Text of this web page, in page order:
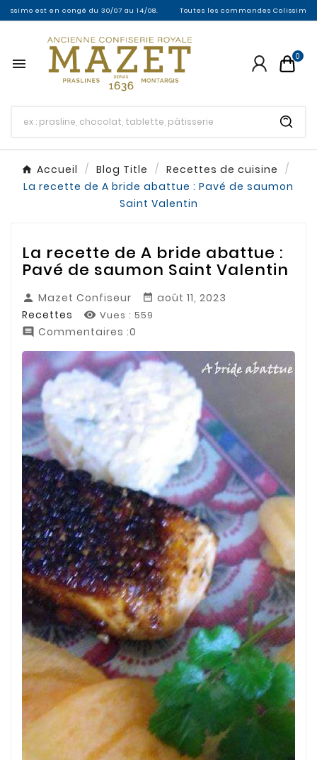
en congé du 30/07 au 14/08. Toutes les commandes Colissimo entre le
 0
Accueil Blog Title
Recettes de cuisine
La recette de A bride abattue : Pavé de saumon
Saint Valentin
La recette de A bride abattue :
Pavé de saumon Saint Valentin
 Mazet Confiseur  août 11, 2023
Recettes
 Vues : 559
 Commentaires :0